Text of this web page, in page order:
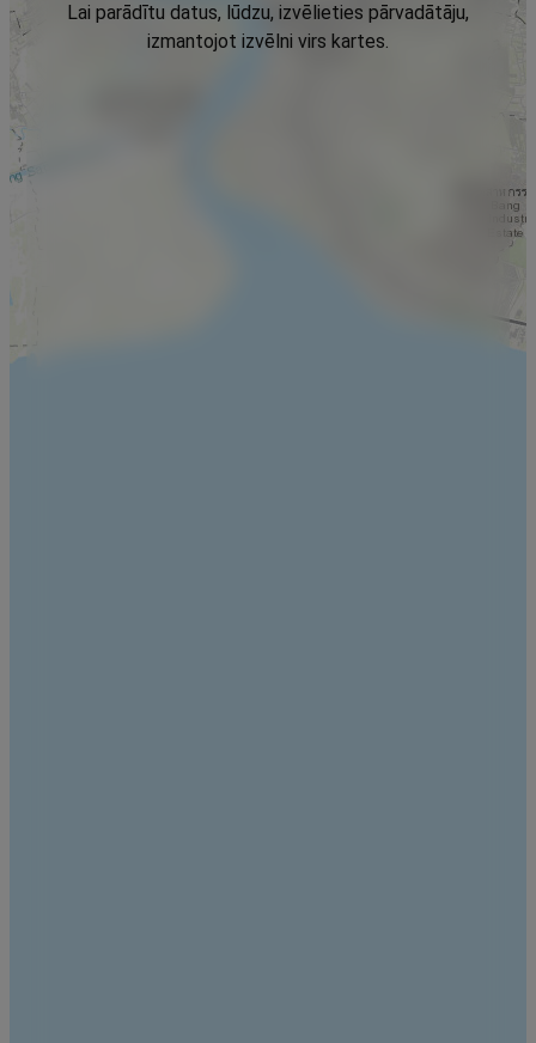
Lai parādītu datus, lūdzu, izvēlieties pārvadātāju,
izmantojot izvēlni virs kartes.